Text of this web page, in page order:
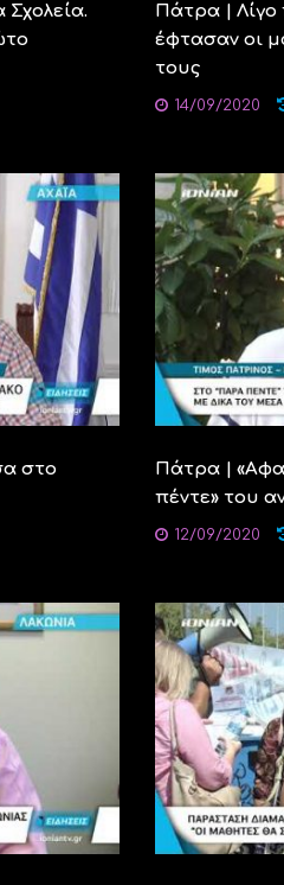
Πάτρα | Λίγο
έφτασαν οι
τους
14/09/2020
στο
Πάτρα |
πέντε» του
12/09/2020